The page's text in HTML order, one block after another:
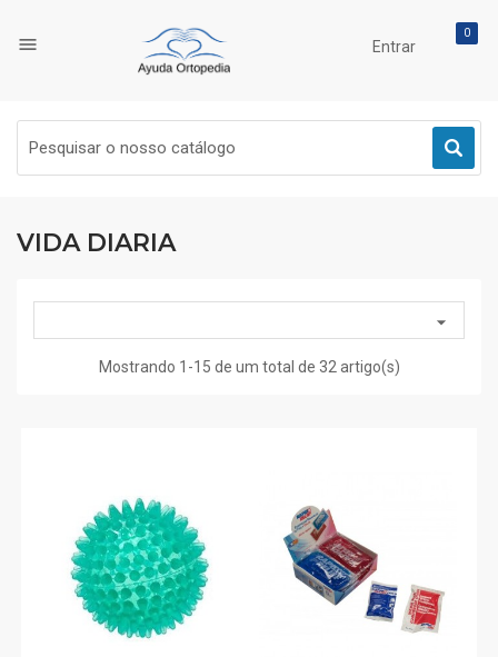

0
Entrar
VIDA DIARIA

Mostrando 1-15 de um total de 32 artigo(s)